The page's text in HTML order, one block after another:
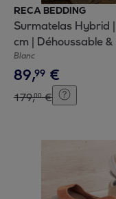
RECA BEDDING
Surmatelas Hybrid
cm | Déhoussable
Blanc
89,99 €
179,00 €